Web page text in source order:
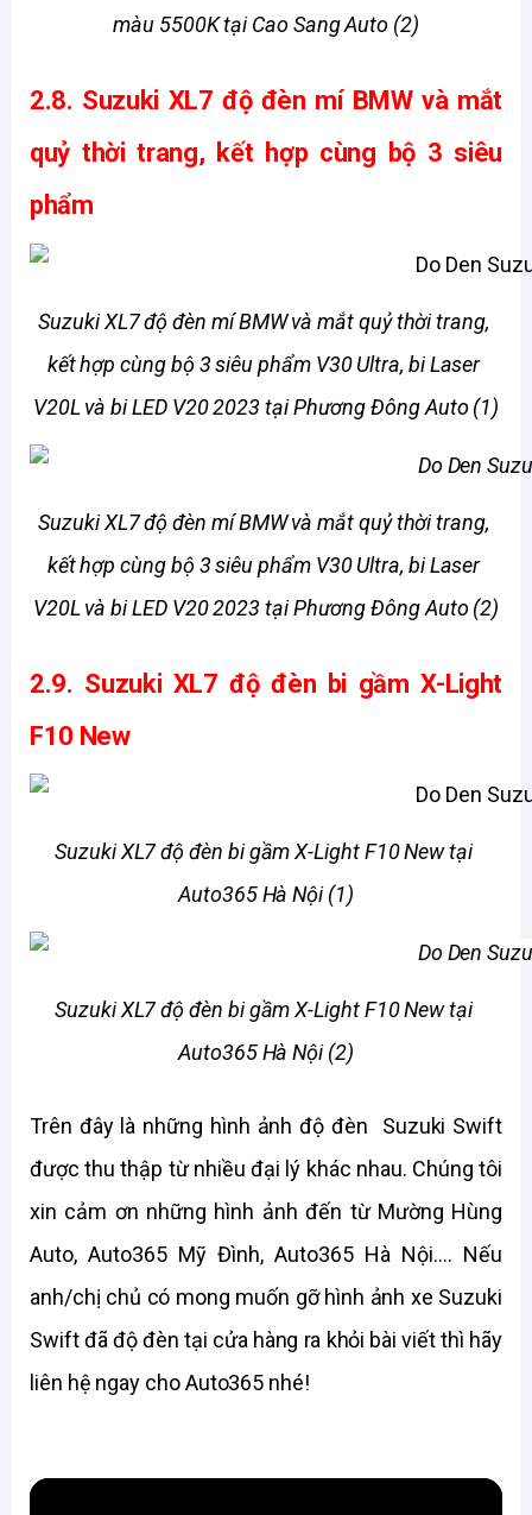
màu 5500K tại Cao Sang Auto (2)
2.8. Suzuki XL7 độ đèn mí BMW và mắt
quỷ thời trang, kết hợp cùng bộ 3 siêu
phẩm
Suzuki XL7 độ đèn mí BMW và mắt quỷ thời trang,
kết hợp cùng bộ 3 siêu phẩm V30 Ultra, bi Laser
V20L và bi LED V20 2023 tại Phương Đông Auto (1)
Suzuki XL7 độ đèn mí BMW và mắt quỷ thời trang,
kết hợp cùng bộ 3 siêu phẩm V30 Ultra, bi Laser
V20L và bi LED V20 2023 tại Phương Đông Auto (2)
2.9. Suzuki XL7 độ đèn bi gầm X-Light
F10 New
Suzuki XL7 độ đèn bi gầm X-Light F10 New tại
Auto365 Hà Nội (1)
Suzuki XL7 độ đèn bi gầm X-Light F10 New tại
Auto365 Hà Nội (2)
Trên đây là những hình ảnh độ đèn  Suzuki Swift
được thu thập từ nhiều đại lý khác nhau. Chúng tôi
xin cảm ơn những hình ảnh đến từ Mường Hùng
Auto, Auto365 Mỹ Đình, Auto365 Hà Nội.... Nếu
anh/chị chủ có mong muốn gỡ hình ảnh xe Suzuki
Swift đã độ đèn tại cửa hàng ra khỏi bài viết thì hãy
liên hệ ngay cho Auto365 nhé!